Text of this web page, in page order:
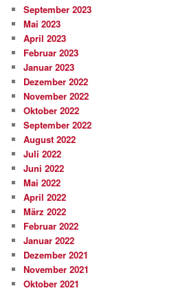
September 2023
Mai 2023
April 2023
Februar 2023
Januar 2023
Dezember 2022
November 2022
Oktober 2022
September 2022
August 2022
Juli 2022
Juni 2022
Mai 2022
April 2022
März 2022
Februar 2022
Januar 2022
Dezember 2021
November 2021
Oktober 2021